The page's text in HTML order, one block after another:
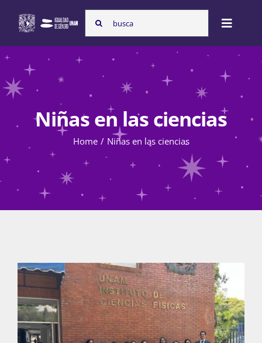
content
Search
for:
Toggle
Nosotras
Programas
Atención de la violencia de género
Actividades
Niñas en las ciencias
Home Niñas en las ciencias